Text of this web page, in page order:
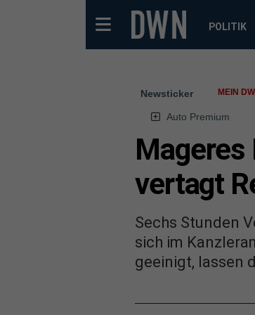
POLITIK
Newsticker MEIN
Auto Premium
Mageres
vertagt
Sechs Stunden
sich im
geeinigt, lassen